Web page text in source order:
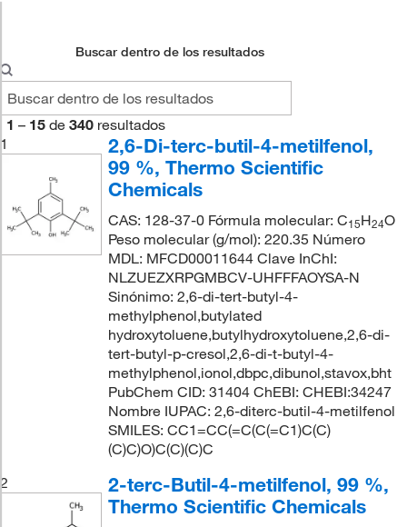
Buscar dentro de los resultados
1 – 15 de 340 resultados
1
2,6-Di-terc-butil-4-metilfenol,
99 %, Thermo Scientific
Chemicals
CAS: 128-37-0 Fórmula molecular: C15H24O
Peso molecular (g/mol): 220.35 Número
MDL: MFCD00011644 Clave InChI:
NLZUEZXRPGMBCV-UHFFFAOYSA-N
Sinónimo: 2,6-di-tert-butyl-4-
methylphenol,butylated
hydroxytoluene,butylhydroxytoluene,2,6-di-
tert-butyl-p-cresol,2,6-di-t-butyl-4-
methylphenol,ionol,dbpc,dibunol,stavox,bht
PubChem CID: 31404 ChEBI: CHEBI:34247
Nombre IUPAC: 2,6-diterc-butil-4-metilfenol
SMILES: CC1=CC(=C(C(=C1)C(C)
(C)C)O)C(C)(C)C
2
2-terc-Butil-4-metilfenol, 99 %,
Thermo Scientific Chemicals